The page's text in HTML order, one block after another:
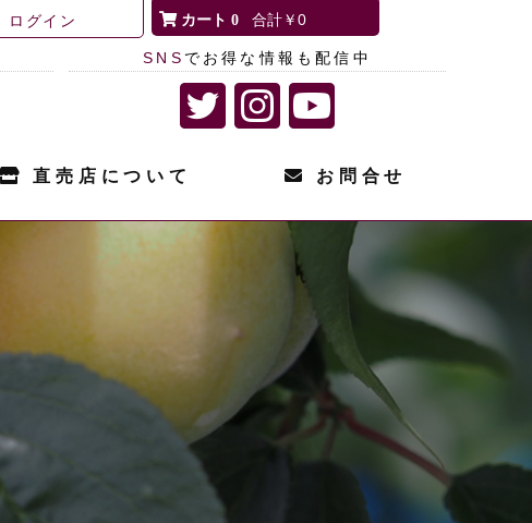
ログイン 0 ￥0
SNS でお得な情報も配信中
直売店について お問合せ